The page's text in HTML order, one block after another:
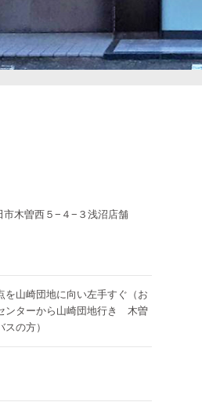
市木曽西５−４−３浅沼店舗
山崎団地に向い左手すぐ（お
ターから山崎団地行き 木曽
の方）